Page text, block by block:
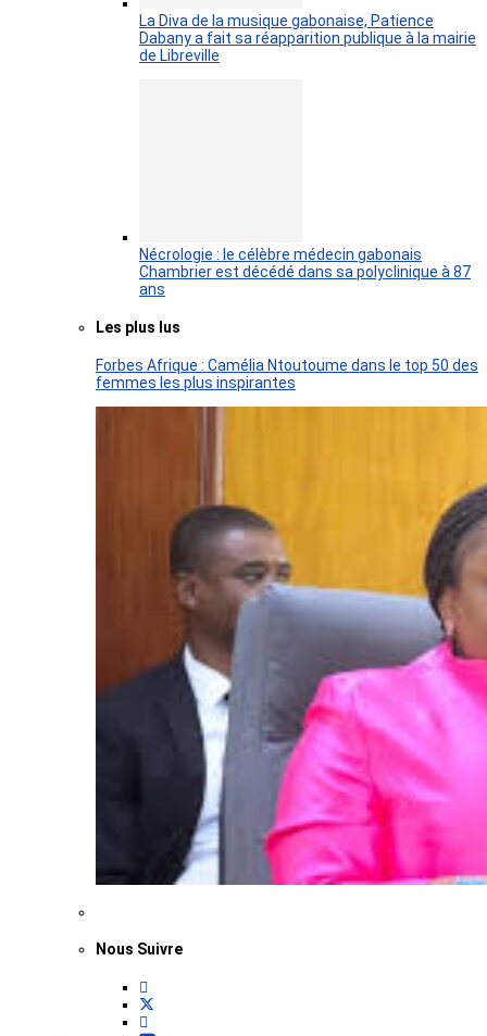
La Diva de la musique gabonaise, Patience
Dabany a fait sa réapparition publique à la mairie
de Libreville
Nécrologie : le célèbre médecin gabonais
Chambrier est décédé dans sa polyclinique à 87
ans
Les plus lus
Forbes Afrique : Camélia Ntoutoume dans le top 50 des
femmes les plus inspirantes
Nous Suivre